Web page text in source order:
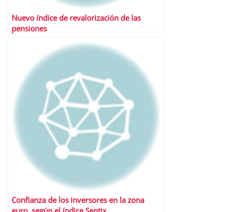
Nuevo índice de revalorización de las
pensiones
Confianza de los inversores en la zona